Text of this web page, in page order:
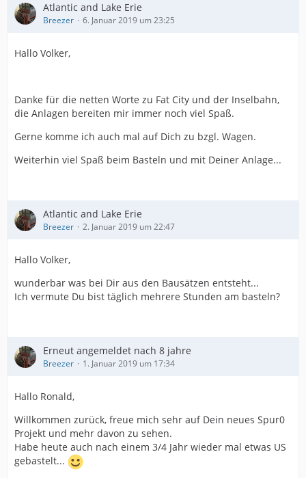
Atlantic and Lake Erie
Breezer 6. Januar 2019 um 23:25
Hallo Volker,
Danke für die netten Worte zu Fat City und der Inselbahn,
die Anlagen bereiten mir immer noch viel Spaß.
Gerne komme ich auch mal auf Dich zu bzgl. Wagen.
Weiterhin viel Spaß beim Basteln und mit Deiner Anlage...
Atlantic and Lake Erie
Breezer 2. Januar 2019 um 22:47
Hallo Volker,
wunderbar was bei Dir aus den Bausätzen entsteht...
Ich vermute Du bist täglich mehrere Stunden am basteln?
Erneut angemeldet nach 8 jahre
Breezer 1. Januar 2019 um 17:34
Hallo Ronald,
Willkommen zurück, freue mich sehr auf Dein neues Spur0
Projekt und mehr davon zu sehen.
Habe heute auch nach einem 3/4 Jahr wieder mal etwas US
gebastelt...